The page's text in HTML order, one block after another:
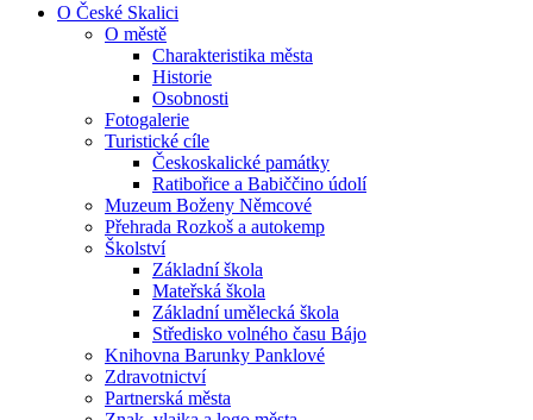
O České Skalici
O městě
Charakteristika města
Historie
Osobnosti
Fotogalerie
Turistické cíle
Českoskalické památky
Ratibořice a Babiččino údolí
Muzeum Boženy Němcové
Přehrada Rozkoš a autokemp
Školství
Základní škola
Mateřská škola
Základní umělecká škola
Středisko volného času Bájo
Knihovna Barunky Panklové
Zdravotnictví
Partnerská města